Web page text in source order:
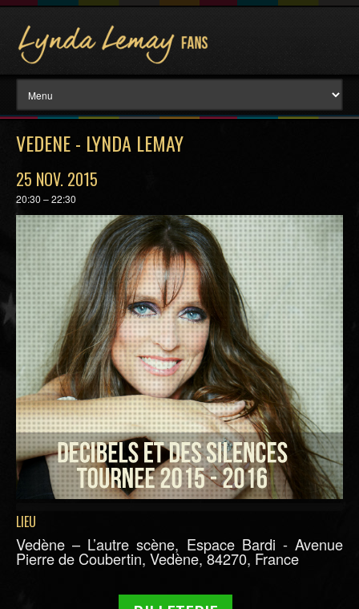
VEDENE - LYNDA LEMAY
25 NOV. 2015
20:30 – 22:30
LIEU
Vedène – L’autre scène, Espace Bardi - Avenue
Pierre de Coubertin, Vedène, 84270, France